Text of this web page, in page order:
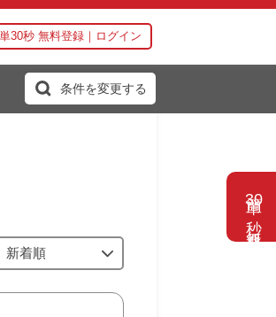
30
秒 無料登録
30秒 無料登録｜ログイン
条件を変更する